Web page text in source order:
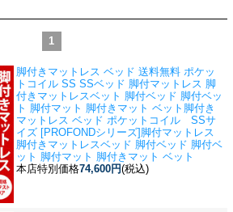
1
脚付きマットレス ベッド 送料無料 ポケッ
トコイル SS SSベッド 脚付マットレス 脚
付きマットレスベット 脚付ベッド 脚付ベッ
ト 脚付マット 脚付きマット ベット 脚付き
マットレス ベッド ポケットコイル SSサ
イズ [PROFONDシリーズ]脚付マットレス
脚付きマットレスベッド 脚付ベッド 脚付ベ
ット 脚付マット 脚付きマット ベット
本店特別価格74,600円(税込)